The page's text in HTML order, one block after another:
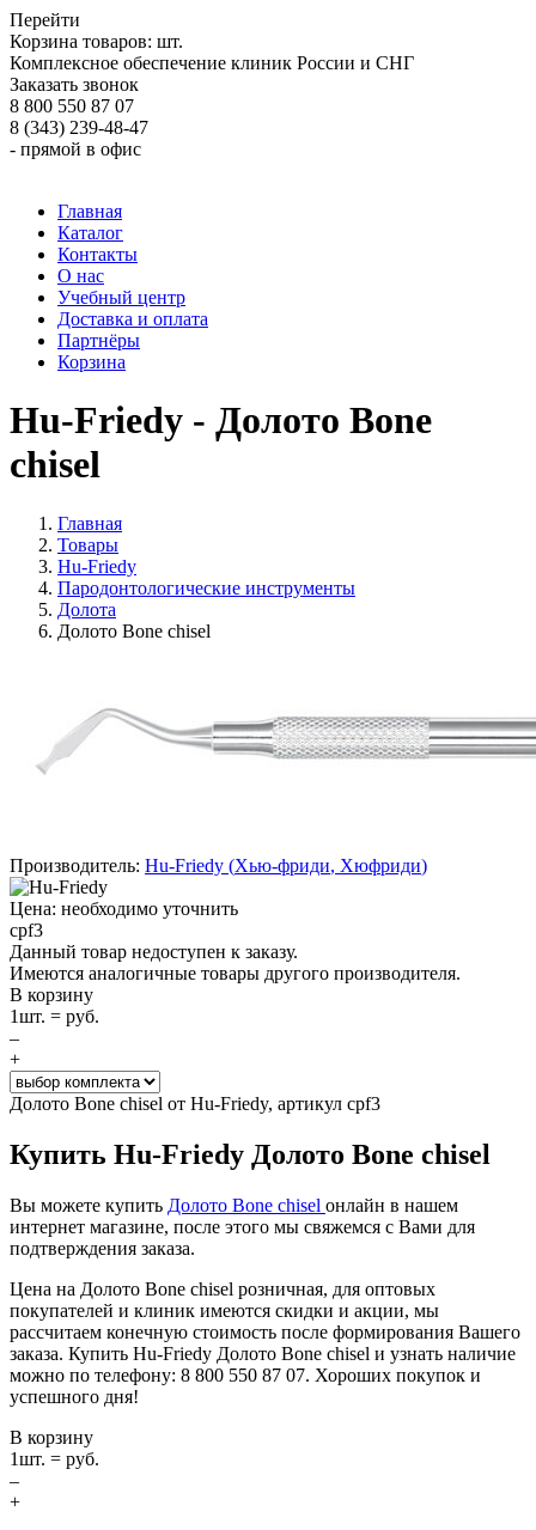
Перейти
Корзина товаров: шт.
Комплексное обеспечение клиник России и СНГ
Заказать звонок
8 800 550 87 07
8 (343) 239-48-47
- прямой в офис
Главная
Каталог
Контакты
О нас
Учебный центр
Доставка и оплата
Партнёры
Корзина
Hu-Friedy - Долото Bone
chisel
Главная
Товары
Hu-Friedy
Пародонтологические инструменты
Долота
Долото Bone chisel
Производитель: Hu-Friedy (Хью-фриди, Хюфриди)
Цена: необходимо уточнить
cpf3
Данный товар недоступен к заказу.
Имеются аналогичные товары другого производителя.
В корзину
1шт. = руб.
–
+
Долото Bone chisel от Hu-Friedy, артикул cpf3
Купить Hu-Friedy Долото Bone chisel
Вы можете купить Долото Bone chisel онлайн в нашем
интернет магазине, после этого мы свяжемся с Вами для
подтверждения заказа.
Цена на Долото Bone chisel розничная, для оптовых
покупателей и клиник имеются скидки и акции, мы
рассчитаем конечную стоимость после формирования Вашего
заказа. Купить Hu-Friedy Долото Bone chisel и узнать наличие
можно по телефону: 8 800 550 87 07. Хороших покупок и
успешного дня!
В корзину
1шт. = руб.
–
+